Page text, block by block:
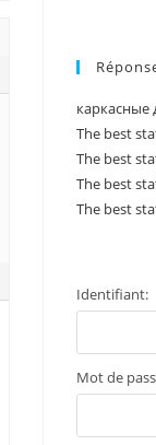
каркасные
The best
The best
The best
The best
Identifiant:
Mot de